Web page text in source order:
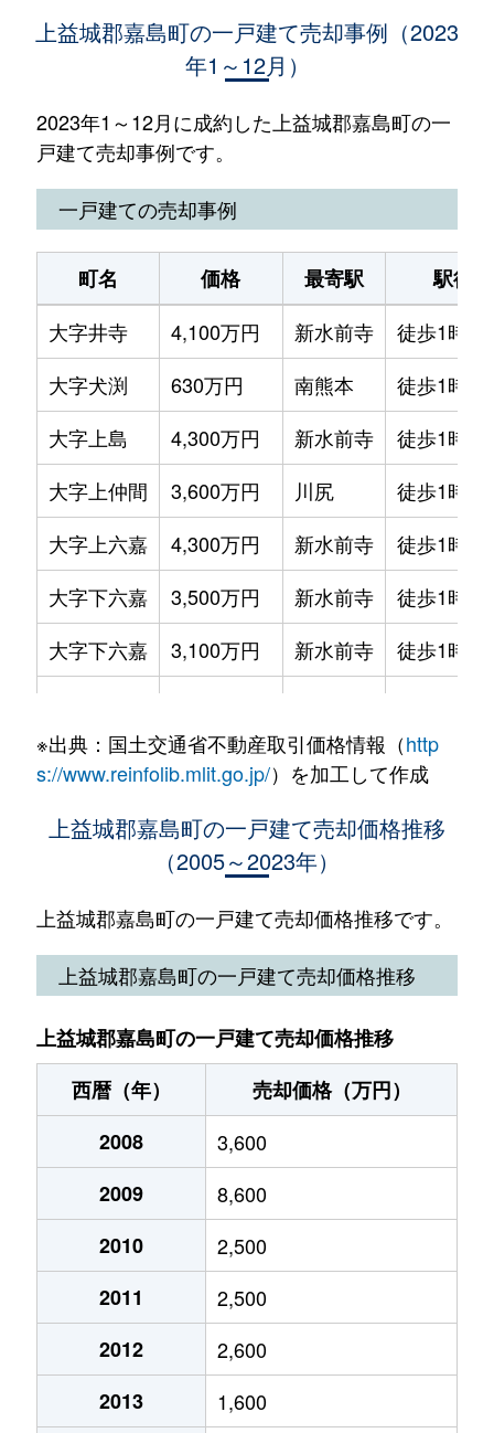
上益城郡嘉島町の一戸建て売却事例（2023
年1～12月）
2023年1～12月に成約した上益城郡嘉島町の一
戸建て売却事例です。
一戸建ての売却事例
町名 価格 最寄駅
駅徒歩
大字井寺
4,100万円 新水前寺
徒歩1時間
大字犬渕
630万円 南熊本
徒歩1時間
大字上島
4,300万円 新水前寺
徒歩1時間
大字上仲間
3,600万円 川尻
徒歩1時間
大字上六嘉
4,300万円 新水前寺
徒歩1時間
大字下六嘉
3,500万円 新水前寺
徒歩1時間
大字下六嘉
3,100万円 新水前寺
徒歩1時間
大字鯰
2,900万円 南熊本
徒歩1時間
400万円 南熊本
※出典：国土交通省不動産取引価格情報（http
s://www.reinfolib.mlit.go.jp/）を加工して作成
上益城郡嘉島町の一戸建て売却価格推移
（2005～2023年）
上益城郡嘉島町の一戸建て売却価格推移です。
上益城郡嘉島町の一戸建て売却価格推移
上益城郡嘉島町の一戸建て売却価格推移
西暦（年）
売却価格（万円）
2008
3,600
2009
8,600
2010
2,500
2011
2,500
2012
2,600
2013
1,600